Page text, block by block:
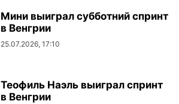
Мини выиграл субботний спринт
в Венгрии
25.07.2026, 17:10
Теофиль Наэль выиграл спринт
в Венгрии